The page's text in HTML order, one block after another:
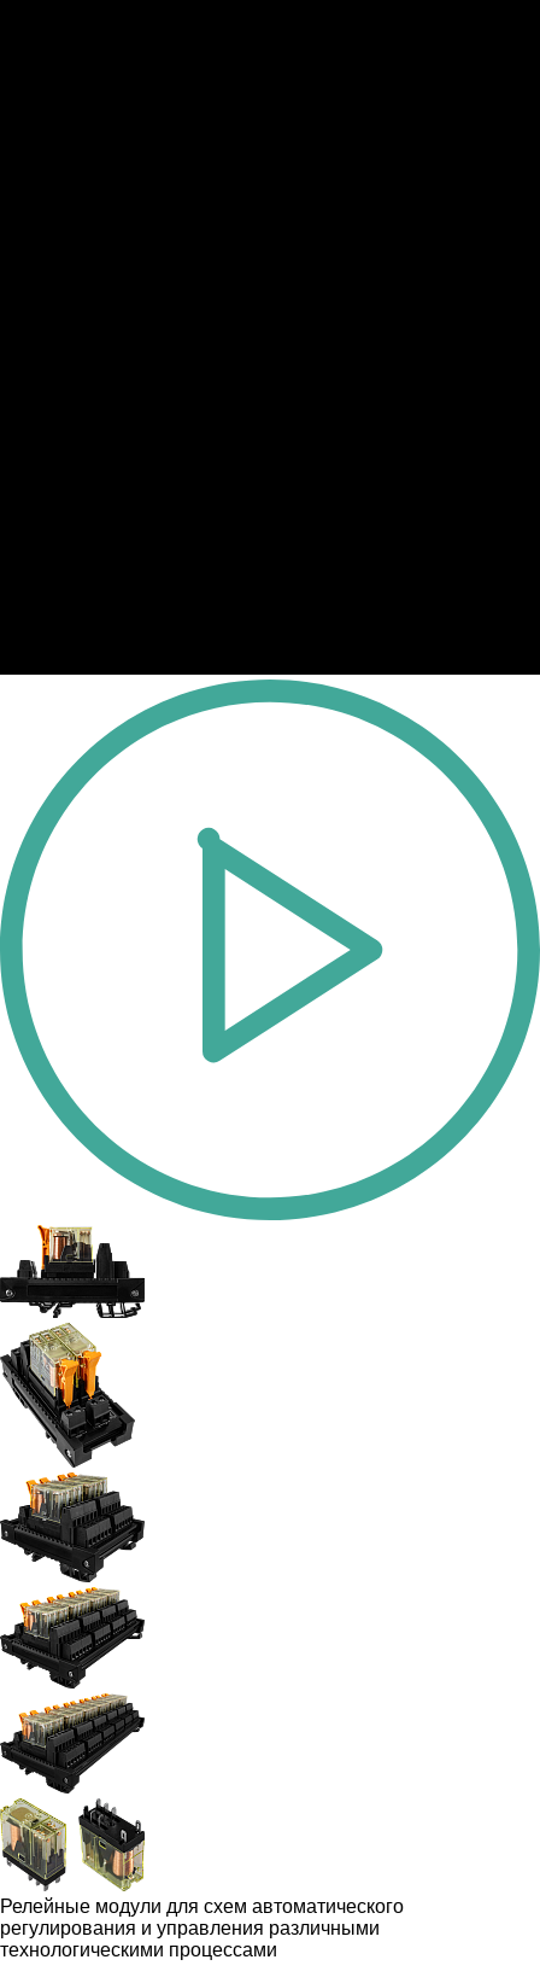
Релейные модули для схем автоматического
регулирования и управления различными
технологическими процессами